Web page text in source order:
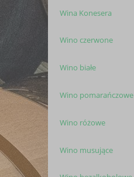
Wina Konesera
Wino czerwone
Wino białe
Wino pomarańczowe
Wino różowe
Wino musujące